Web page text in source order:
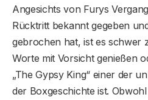
Angesichts von Furys
Rücktritt bekannt gegeben
gebrochen hat, ist es schwer
Worte mit Vorsicht genießen
„The Gypsy King“ einer der
der Boxgeschichte ist.